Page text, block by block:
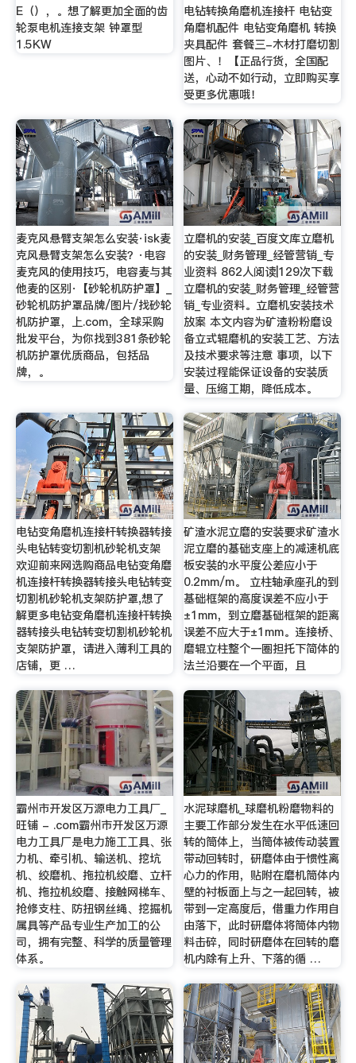
E（），。想了解更加全面的齿
轮泵电机连接支架 钟罩型
1.5KW
电钻转换角磨机连接杆 电钻变
角磨机配件 电钻变角磨机 转换
夹具配件 套餐三-木材打磨切割
图片、！【正品行货，全国配
送，心动不如行动，立即购买享
受更多优惠哦！
麦克风悬臂支架怎么安装·isk麦
克风悬臂支架怎么安装？·电容
麦克风的使用技巧，电容麦与其
他麦的区别·【砂轮机防护罩】_
砂轮机防护罩品牌/图片/找砂轮
机防护罩，上.com，全球采购
批发平台，为你找到381条砂轮
机防护罩优质商品，包括品
牌，。
立磨机的安装_百度文库立磨机
的安装_财务管理_经管营销_专
业资料 862人阅读|129次下载
立磨机的安装_财务管理_经管营
销_专业资料。立磨机安装技术
放案 本文内容为矿渣粉粉磨设
备立式辊磨机的安装工艺、方法
及技术要求等注意 事项，以下
安装过程能保证设备的安装质
量、压缩工期，降低成本。
电钻变角磨机连接杆转换器转接
头电钻转变切割机砂轮机支架
欢迎前来网选购商品电钻变角磨
机连接杆转换器转接头电钻转变
切割机砂轮机支架防护罩,想了
解更多电钻变角磨机连接杆转换
器转接头电钻转变切割机砂轮机
支架防护罩，请进入薄利工具的
店铺，更 …
矿渣水泥立磨的安装要求矿渣水
泥立磨的基础支座上的减速机底
板安装的水平度公差应小于
0.2mm/m。 立柱轴承座孔的到
基础框架的高度误差不应小于
±1mm，到立磨基础框架的距离
误差不应大于±1mm。连接桥、
磨辊立柱整个一圈担托下简体的
法兰沿要在一个平面，且
霸州市开发区万源电力工具厂_
旺铺 - .com霸州市开发区万源
电力工具厂是电力施工工具、张
力机、牵引机、输送机、挖坑
机、绞磨机、拖拉机绞磨、立杆
机、拖拉机绞磨、接触网梯车、
抢修支柱、防扭钢丝绳、挖掘机
属具等产品专业生产加工的公
司，拥有完整、科学的质量管理
体系。
水泥球磨机_球磨机粉磨物料的
主要工作部分发生在水平低速回
转的筒体上，当筒体被传动装置
带动回转时，研磨体由于惯性离
心力的作用，贴附在磨机筒体内
壁的衬板面上与之一起回转，被
带到一定高度后，借重力作用自
由落下，此时研磨体将筒体内物
料击碎，同时研磨体在回转的磨
机内除有上升、下落的循 …